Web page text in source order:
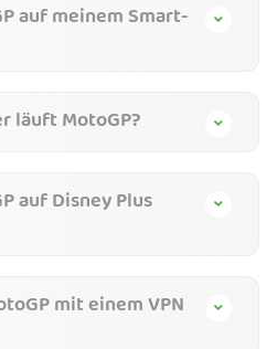
auf meinem Smart-
läuft MotoGP?
auf Disney Plus
mit einem VPN